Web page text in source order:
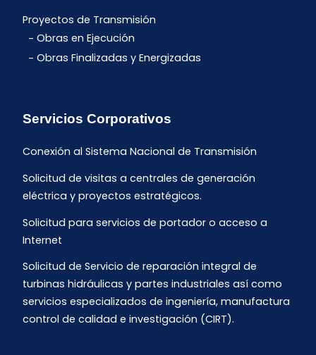
Proyectos de Transmisión
Obras en Ejecución
Obras Finalizadas y Energizadas
Servicios Corporativos
Conexión al Sistema Nacional de Transmisión
Solicitud de visitas a centrales de generación
eléctrica y proyectos estratégicos.
Solicitud para servicios de portador o acceso a
Internet
Solicitud de Servicio de reparación integral de
turbinas hidráulicas y partes industriales así como
servicios especializados de ingeniería, manufactura
control de calidad e investigación (CIRT).